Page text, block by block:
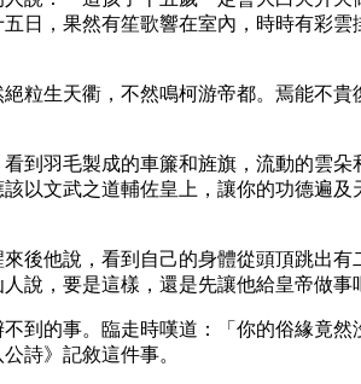
日，果然有笙歌響在室內，時時有彩
生天衢，不然鳴柯游帝都。焉能不
到羽毛製成的車簾和旌旗，流動的雲
以文武之道輔佐皇上，讓你的功德遍
他說，看到自己的身體從頭頂跳出
，要是這樣，還是先讓他給皇帝做
到的事。臨走時嘆道：「你的俗緣竟
詩》記敘這件事。